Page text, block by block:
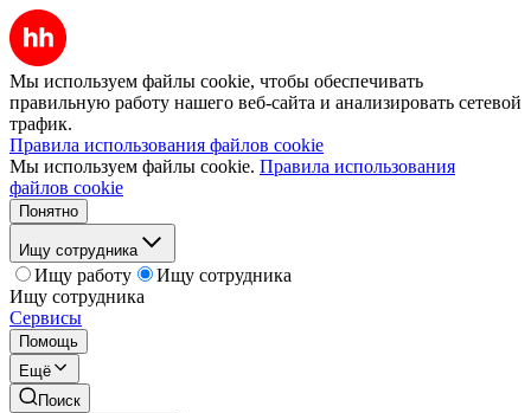
Мы используем файлы cookie, чтобы обеспечивать
правильную работу нашего веб-сайта и анализировать сетевой
трафик.
Правила использования файлов cookie
Мы используем файлы cookie. Правила использования
файлов cookie
Понятно
Ищу сотрудника
Ищу работу
Ищу сотрудника
Ищу сотрудника
Сервисы
Помощь
Ещё
Поиск